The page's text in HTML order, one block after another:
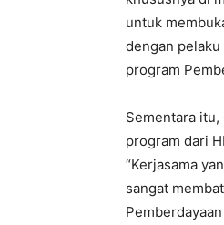
untuk
dengan
program
Sementara itu,
program dari
“Kerjasama
sangat